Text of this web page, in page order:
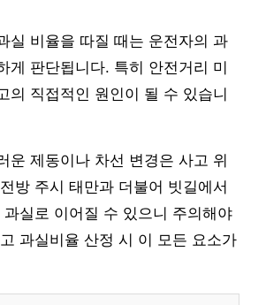
실 비율을 따질 때는 운전자의 과
게 판단됩니다. 특히 안전거리 미
의 직접적인 원인이 될 수 있습니
운 제동이나 차선 변경은 사고 위
방 주시 태만과 더불어 빗길에서
실로 이어질 수 있으니 주의해야
과실비율 산정 시 이 모든 요소가